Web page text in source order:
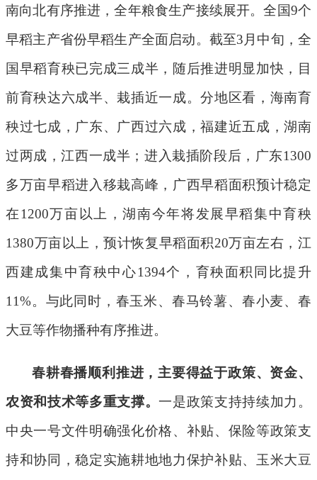
南向北有序推进，全年粮食生产接续展开。全国9个
早稻主产省份早稻生产全面启动。截至3月中旬，全
国早稻育秧已完成三成半，随后推进明显加快，目
前育秧达六成半、栽插近一成。分地区看，海南育
秧过七成，广东、广西过六成，福建近五成，湖南
过两成，江西一成半；进入栽插阶段后，广东1300
多万亩早稻进入移栽高峰，广西早稻面积预计稳定
在1200万亩以上，湖南今年将发展早稻集中育秧
1380万亩以上，预计恢复早稻面积20万亩左右，江
西建成集中育秧中心1394个，育秧面积同比提升
11%。与此同时，春玉米、春马铃薯、春小麦、春
大豆等作物播种有序推进。
春耕春播顺利推进，主要得益于政策、资金、
农资和技术等多重支撑。一是政策支持持续加力。
中央一号文件明确强化价格、补贴、保险等政策支
持和协同，稳定实施耕地地力保护补贴、玉米大豆